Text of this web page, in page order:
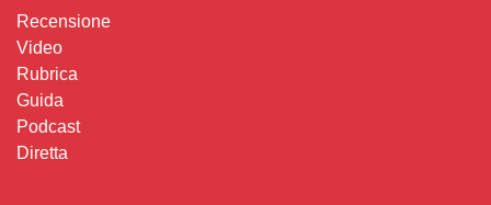
Recensione
Video
Rubrica
Guida
Podcast
Diretta